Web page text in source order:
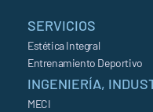
SERVICIOS
Estética Integral
Entrenamiento Deportivo
INGENIERÍA,
MECI